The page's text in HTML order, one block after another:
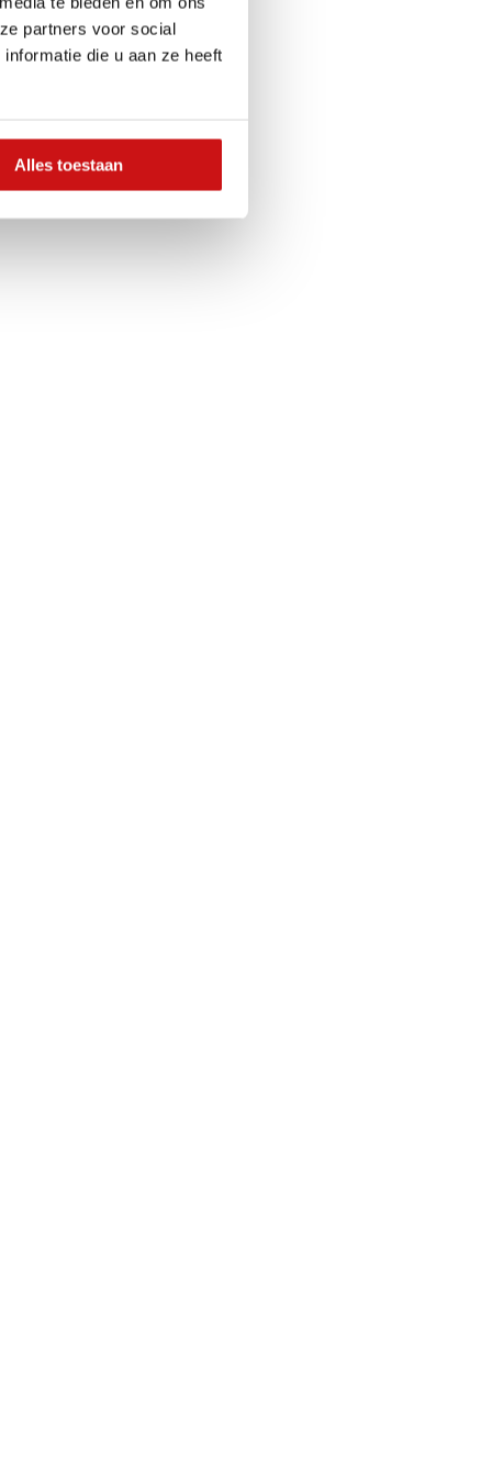
partners voor social
die u aan ze heeft
Alles toestaan